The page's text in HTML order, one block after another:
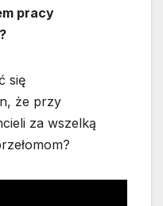
pracy
się
że przy
za wszelką